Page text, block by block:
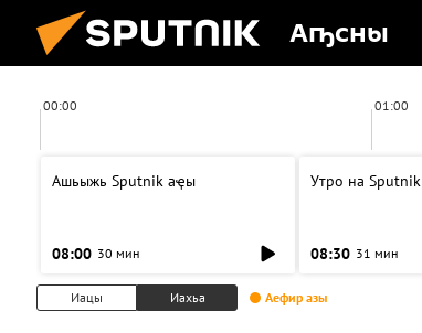
Аҧсны
00:00 01:00
Ашьыжь Sputnik аҿы
08:00 30 мин
Утро на Sputnik
08:30 31 мин
Иацы Иахьа Аефир азы